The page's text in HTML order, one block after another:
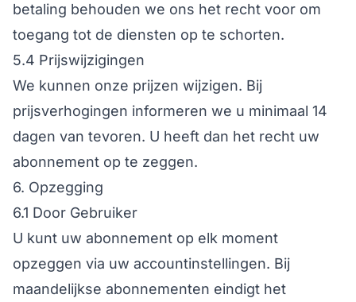
betaling behouden we ons het recht voor om
toegang tot de diensten op te schorten.
5.4 Prijswijzigingen
We kunnen onze prijzen wijzigen. Bij
prijsverhogingen informeren we u minimaal 14
dagen van tevoren. U heeft dan het recht uw
abonnement op te zeggen.
6. Opzegging
6.1 Door Gebruiker
U kunt uw abonnement op elk moment
opzeggen via uw accountinstellingen. Bij
maandelijkse abonnementen eindigt het